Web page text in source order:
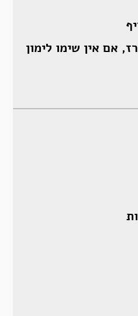
אם אין שימו לימון